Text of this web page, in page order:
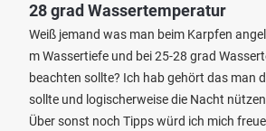
28 grad Wassertemperatur
Weiß jemand was man beim Karpfen
m Wassertiefe und bei 25-28 grad
beachten sollte? Ich hab gehört das man
sollte und logischerweise die Nacht
Über sonst noch Tipps würd ich mich